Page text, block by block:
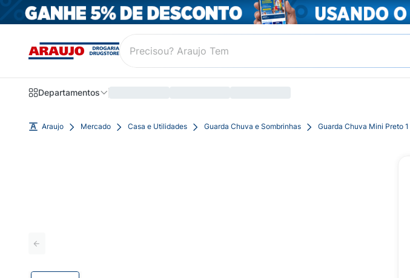
Departamentos
Araujo Mercado Casa e Utilidades Guarda Chuva e Sombrinhas Guarda Chuva Mini Preto